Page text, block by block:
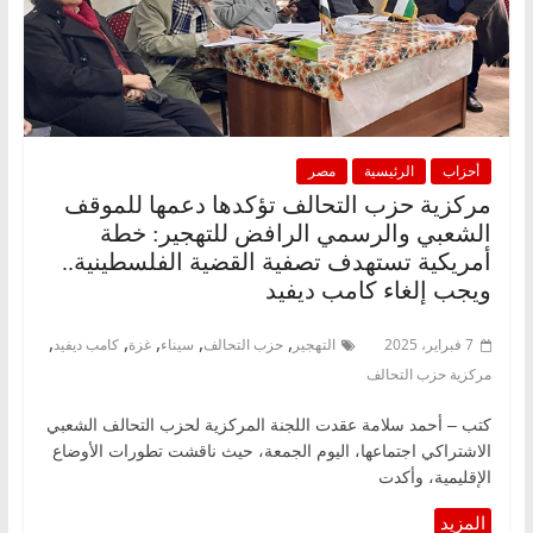
أحزاب الرئيسية مصر
مركزية حزب التحالف تؤكدها دعمها للموقف
الشعبي والرسمي الرافض للتهجير: خطة
أمريكية تستهدف تصفية القضية الفلسطينية..
ويجب إلغاء كامب ديفيد
7 فبراير، 2025 التهجير , حزب التحالف, سيناء, غزة, كامب ديفيد,
مركزية حزب التحالف
كتب – أحمد سلامة عقدت اللجنة المركزية لحزب التحالف الشعبي
الاشتراكي اجتماعها، اليوم الجمعة، حيث ناقشت تطورات الأوضاع
الإقليمية، وأكدت